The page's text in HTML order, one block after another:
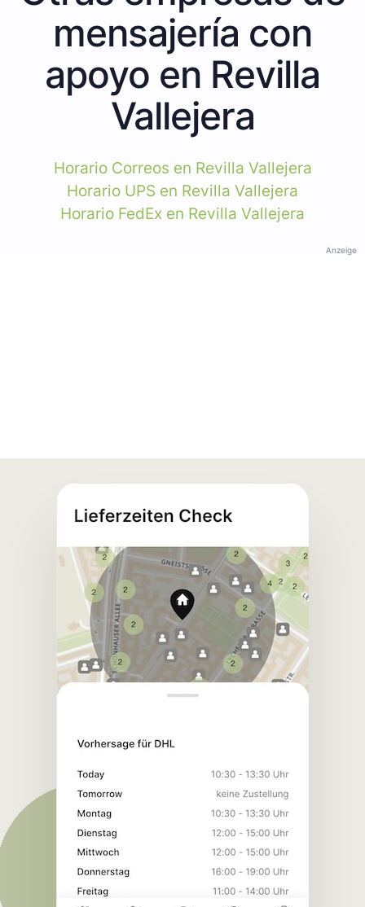
mensajería con
apoyo en Revilla
Vallejera
Horario Correos en Revilla Vallejera
Horario UPS en Revilla Vallejera
Horario FedEx en Revilla Vallejera
Anzeige